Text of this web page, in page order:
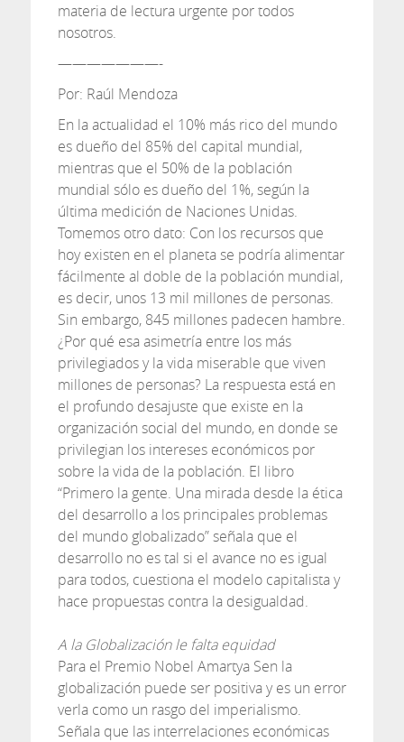
materia de lectura urgente por todos
nosotros.
———————-
Por: Raúl Mendoza
En la actualidad el 10% más rico del mundo
es dueño del 85% del capital mundial,
mientras que el 50% de la población
mundial sólo es dueño del 1%, según la
última medición de Naciones Unidas.
Tomemos otro dato: Con los recursos que
hoy existen en el planeta se podría alimentar
fácilmente al doble de la población mundial,
es decir, unos 13 mil millones de personas.
Sin embargo, 845 millones padecen hambre.
¿Por qué esa asimetría entre los más
privilegiados y la vida miserable que viven
millones de personas? La respuesta está en
el profundo desajuste que existe en la
organización social del mundo, en donde se
privilegian los intereses económicos por
sobre la vida de la población. El libro
“Primero la gente. Una mirada desde la ética
del desarrollo a los principales problemas
del mundo globalizado” señala que el
desarrollo no es tal si el avance no es igual
para todos, cuestiona el modelo capitalista y
hace propuestas contra la desigualdad.
A la Globalización le falta equidad
Para el Premio Nobel Amartya Sen la
globalización puede ser positiva y es un error
verla como un rasgo del imperialismo.
Señala que las interrelaciones económicas